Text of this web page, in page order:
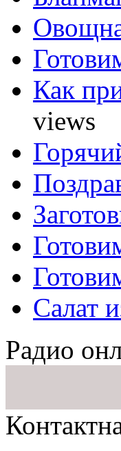
Как
views
Салат
Радио